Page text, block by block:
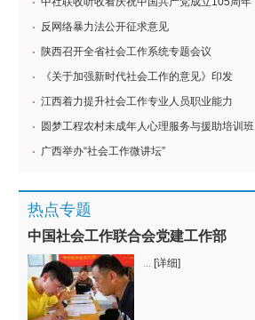
反网络暴力法公开征求意见
陕西召开全省社会工作系统专题会议
《关于加强新时代社会工作的意见》印发
江西着力提升社会工作专业人员职业能力
圆梦工程农村未成年人心理服务与援助培训班
广西举办“社会工作微讲坛”
热点专题
中国社会工作联合会党建工作部
... [详细]